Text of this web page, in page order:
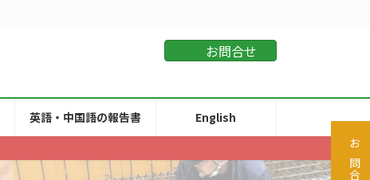
お問合せ
英語・中国語の報告書
English
お問合せ